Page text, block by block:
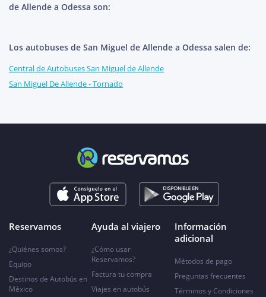
de Allende a Odessa son:
Los autobuses de San Miguel de Allende a Odessa salen de:
Central de Autobuses San Miguel de Allende
San Miguel De Allende - Tornado
Reservamos
¿Quiénes somos?
Equipo
Destinos de Autobús en
México
Ayuda al viajero
¿Cómo usar
Reservamos?
Factura tu compra
Viajes en autobús
Información
adicional
Métodos de pago
Preguntas frecuentes
Términos y Condiciones